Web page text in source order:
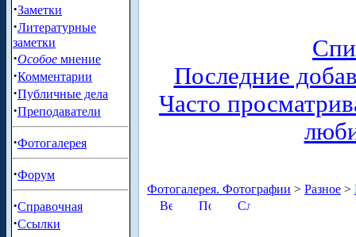
·Заметки
·Литературные
заметки
·Особое мнение
·Комментарии
·Публичные дела
·Преподаватели
·Фотогалерея
·Форум
·Справочная
·Ссылки
Последние
Часто
Фотогалерея. Фотографии > Разное >